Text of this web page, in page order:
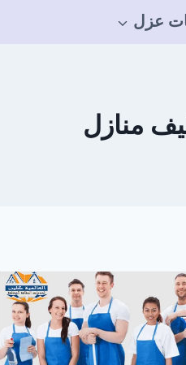
عزل
منازل